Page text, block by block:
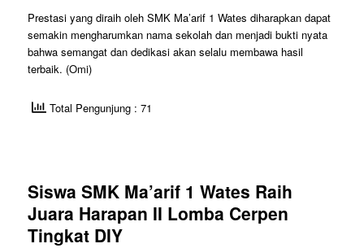
Prestasi yang diraih oleh SMK Ma’arif 1 Wates diharapkan dapat
semakin mengharumkan nama sekolah dan menjadi bukti nyata
bahwa semangat dan dedikasi akan selalu membawa hasil
terbaik. (Omi)
Total Pengunjung : 71
Siswa SMK Ma’arif 1 Wates Raih
Juara Harapan II Lomba Cerpen
Tingkat DIY